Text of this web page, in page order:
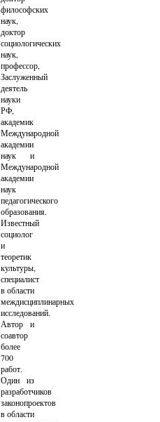
философских
наук,
доктор
социологических
наук,
профессор,
Заслуженный
деятель
науки
РФ,
академик
Международной
академии
наук и
Международной
академии
наук
педагогического
образования.
Известный
социолог
и
теоретик
культуры,
специалист
в области
междисциплинарных
исследований.
Автор и
соавтор
более
700
работ.
Один из
разработчиков
законопроектов
в области